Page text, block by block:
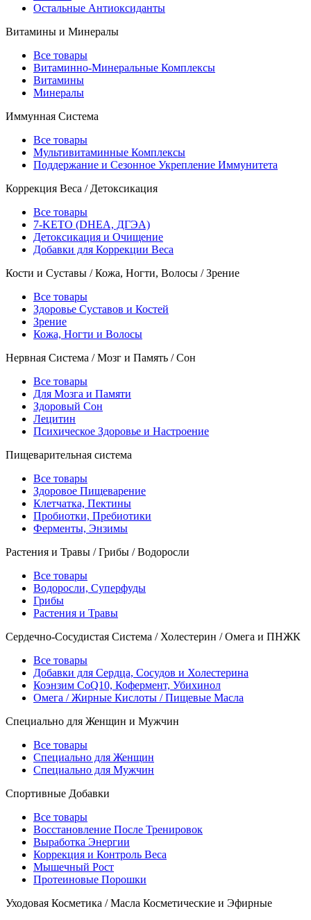
Остальные Антиоксиданты
Витамины и Минералы
Все товары
Витаминно-Минеральные Комплексы
Витамины
Минералы
Иммунная Система
Все товары
Мультивитаминные Комплексы
Поддержание и Сезонное Укрепление Иммунитета
Коррекция Веса / Детоксикация
Все товары
7-KETO (DHEA, ДГЭА)
Детоксикация и Очищение
Добавки для Коррекции Веса
Кости и Суставы / Кожа, Ногти, Волосы / Зрение
Все товары
Здоровье Суставов и Костей
Зрение
Кожа, Ногти и Волосы
Нервная Система / Мозг и Память / Сон
Все товары
Для Мозга и Памяти
Здоровый Сон
Лецитин
Психическое Здоровье и Настроение
Пищеварительная система
Все товары
Здоровое Пищеварение
Клетчатка, Пектины
Пробиотки, Пребиотики
Ферменты, Энзимы
Растения и Травы / Грибы / Водоросли
Все товары
Водоросли, Суперфуды
Грибы
Растения и Травы
Сердечно-Сосудистая Система / Холестерин / Омега и ПНЖК
Все товары
Добавки для Сердца, Сосудов и Холестерина
Коэнзим CoQ10, Кофермент, Убихинол
Омега / Жирные Кислоты / Пищевые Масла
Специально для Женщин и Мужчин
Все товары
Специально для Женщин
Специально для Мужчин
Спортивные Добавки
Все товары
Восстановление После Тренировок
Выработка Энергии
Коррекция и Контроль Веса
Мышечный Рост
Протеиновые Порошки
Уходовая Косметика / Масла Косметические и Эфирные